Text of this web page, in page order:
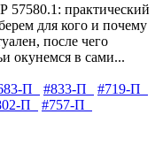
практический
для кого и почему
после чего
окунемся в сами...
П #833-П
#719-П
П
#757-П